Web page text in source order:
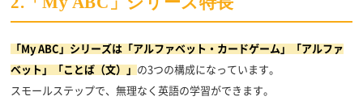
「My ABC」シリーズは「アルファベット・カードゲーム」「アルファ
ベット」「ことば（文）」 の3つの構成になっています。
スモールステップで、無理なく英語の学習ができます。